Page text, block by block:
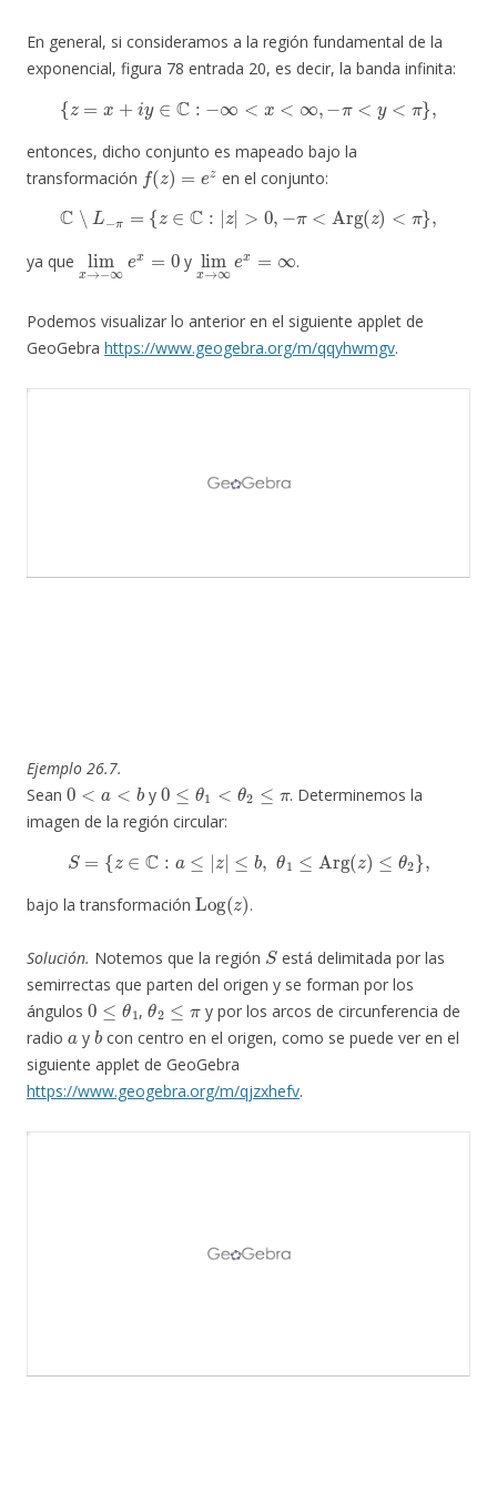
En general, si consideramos a la región fundamental de la
exponencial, figura 78 entrada 20, es decir, la banda infinita:
{ z=x + iy∈ −∞ <x < ∞, −π <π },
entonces, dicho conjunto es mapeado bajo la
transformación
f(z)=ez
en el conjunto:
L− π= {z ∈ C |z |> 0, π< Arg(z)<π}
ya que
lim − x 0
y
lim →
.
Podemos visualizar lo anterior en el siguiente applet de
GeoGebra https://www.geogebra.org/m/qqyhwmgv.
Ejemplo 26.7.
Sean
0<a<b
y
0 1 ≤
. Determinemos la
imagen de la región circular:
S={z∈ C :a ≤| z| ≤b ,θ 1≤ Arg (z)≤θ2 },
bajo la transformación
Log ( )
.
Solución. Notemos que la región
S
está delimitada por las
semirrectas que parten del origen y se forman por los
ángulos
0≤ θ1
,
θ2≤π
y por los arcos de circunferencia de
radio
a
y
b
con centro en el origen, como se puede ver en el
siguiente applet de GeoGebra
https://www.geogebra.org/m/qjzxhefv.